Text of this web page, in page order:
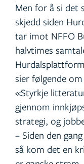
Men for å si det
skjedd siden
tar imot NFFO
halvtimes
sier følgende
«Styrkje
gjennom
strategi, og
– Siden den
så kom det en